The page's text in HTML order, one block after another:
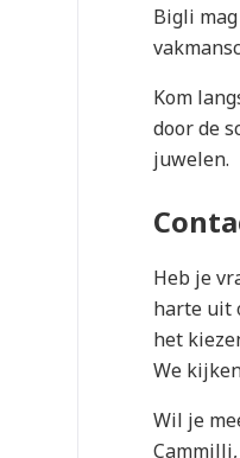
Bigli
Kom
door de
juwelen.
Heb je
harte uit
het
We
Wil je